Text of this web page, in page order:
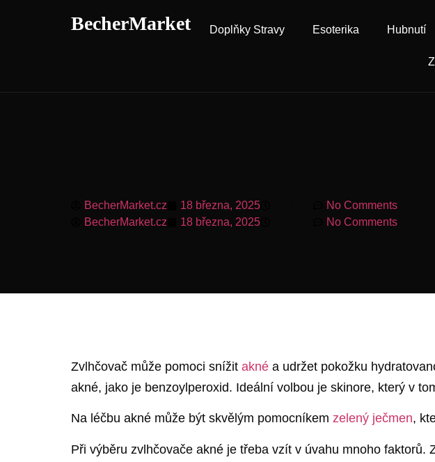
BecherMarket Doplňky Stravy Esoterika Hubnutí
BecherMarket.cz 18 března, 2025
No Comments
BecherMarket.cz
18 března, 2025 No Comments
Zvlhčovač může pomoci snížit akné a udržet pokožku
akné, jako je benzoylperoxid. Ideální volbou je skinore, který v
Na léčbu akné může být skvělým pomocníkem zelený ječmen,
Při výběru zvlhčovače akné je třeba vzít v úvahu mnoho